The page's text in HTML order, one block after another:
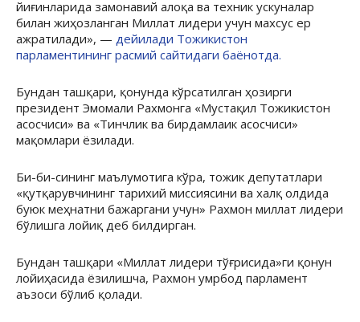
йиғинларида замонавий алоқа ва техник ускуналар
билан жиҳозланган Миллат лидери учун махсус ер
ажратилади», — дейилади Тожикистон
парламентининг расмий сайтидаги баёнотда.
Бундан ташқари, қонунда кўрсатилган ҳозирги
президент Эмомали Рахмонга «Мустақил Тожикистон
асосчиси» ва «Тинчлик ва бирдамлаик асосчиси»
мақомлари ёзилади.
Би-би-сининг маълумотига кўра, тожик депутатлари
«қутқарувчининг тарихий миссиясини ва халқ олдида
буюк меҳнатни бажаргани учун» Рахмон миллат лидери
бўлишга лойиқ деб билдирган.
Бундан ташқари «Миллат лидери тўғрисида»ги қонун
лойиҳасида ёзилишча, Рахмон умрбод парламент
аъзоси бўлиб қолади.